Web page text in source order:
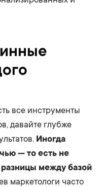
все инструменты
давайте глубже
Иногда
— то есть не
между базой
маркетологи часто